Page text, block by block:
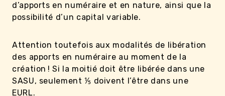
d’apports en numéraire et en nature, ainsi que la
possibilité d’un capital variable.
Attention toutefois aux modalités de libération
des apports en numéraire au moment de la
création ! Si la moitié doit être libérée dans une
SASU, seulement ⅕ doivent l’être dans une
EURL.